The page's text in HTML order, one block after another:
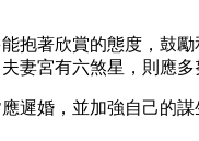
著欣賞的態度，鼓
宮有六煞星，則應多
遲婚，並加強自己的